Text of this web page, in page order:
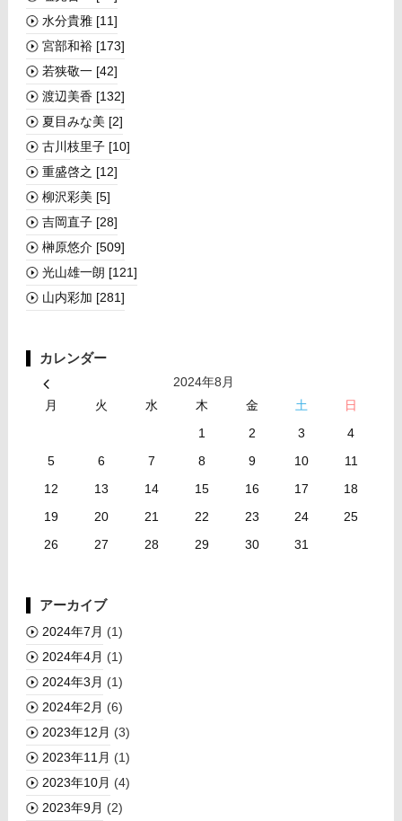
水分貴雅 [11]
宮部和裕 [173]
若狭敬一 [42]
渡辺美香 [132]
夏目みな美 [2]
古川枝里子 [10]
重盛啓之 [12]
柳沢彩美 [5]
吉岡直子 [28]
榊󠄀原悠介 [509]
光山雄一朗 [121]
山内彩加 [281]
カレンダー
2024年8月
月
火 水 木 金 土
日
1
2 3
4
5
6 7 8 9 10
11
12
13 14 15 16 17
18
19
20 21 22 23 24
25
26
27 28 29 30 31
アーカイブ
2024年7月 (1)
2024年4月 (1)
2024年3月 (1)
2024年2月 (6)
2023年12月 (3)
2023年11月 (1)
2023年10月 (4)
2023年9月 (2)